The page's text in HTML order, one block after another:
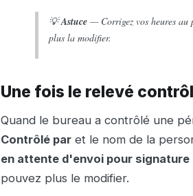
💡Astuce — Corrigez vos heures au
plus la modifier.
Une fois le relevé
Quand le bureau a contrôlé une
Contrôlé par et le nom de la
en attente d'envoi pour signature
pouvez plus le modifier.